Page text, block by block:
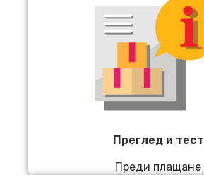
Преглед и тест
Преди плащане